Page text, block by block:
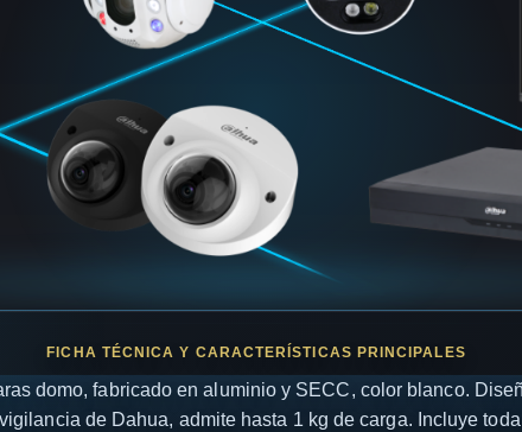
domo, fabricado en aluminio y SECC, color blanco.
de Dahua, admite hasta 1 kg de carga. Incluye